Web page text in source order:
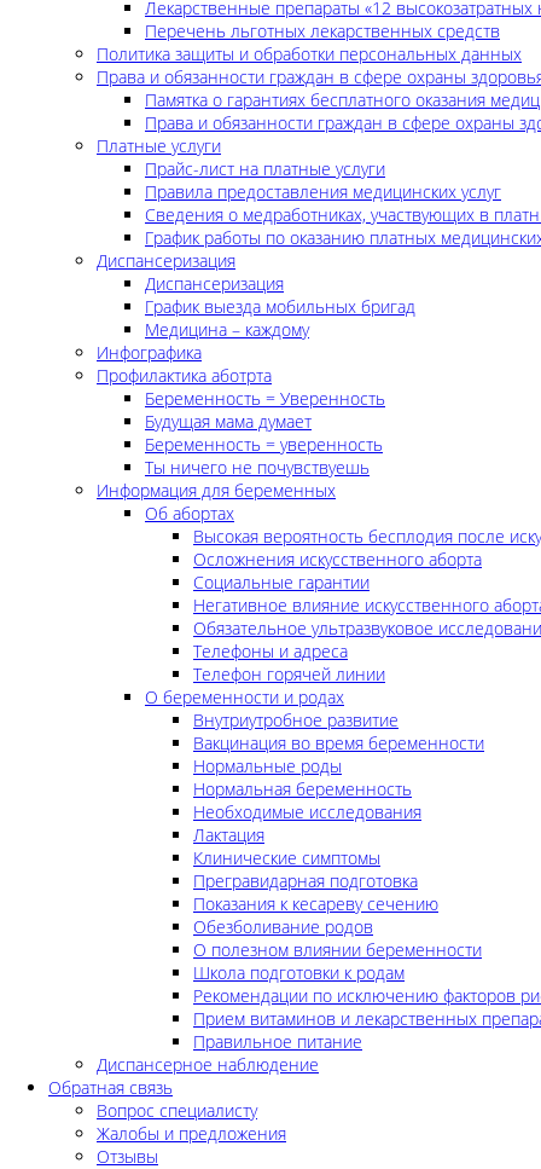
Лекарственные препараты «12 высокозатратных
Перечень льготных лекарственных средств
Политика защиты и обработки персональных данных
Права и обязанности граждан в сфере охраны
Памятка о гарантиях бесплатного оказания
Права и обязанности граждан в сфере охраны
Платные услуги
Прайс-лист на платные услуги
Правила предоставления медицинских услуг
Сведения о медработниках, участвующих в
График работы по оказанию платных
Диспансеризация
Диспансеризация
График выезда мобильных бригад
Медицина – каждому
Инфографика
Профилактика аботрта
Беременность = Уверенность
Будущая мама думает
Беременность = уверенность
Ты ничего не почувствуешь
Информация для беременных
Об абортах
Высокая вероятность бесплодия после
Осложнения искусственного аборта
Социальные гарантии
Негативное влияние искусственного
Обязательное ультразвуковое
Телефоны и адреса
Телефон горячей линии
О беременности и родах
Внутриутробное развитие
Вакцинация во время беременности
Нормальные роды
Нормальная беременность
Необходимые исследования
Лактация
Клинические симптомы
Прегравидарная подготовка
Показания к кесареву сечению
Обезболивание родов
О полезном влиянии беременности
Школа подготовки к родам
Рекомендации по исключению факторов
Прием витаминов и лекарственных
Правильное питание
Диспансерное наблюдение
Обратная связь
Вопрос специалисту
Жалобы и предложения
Отзывы